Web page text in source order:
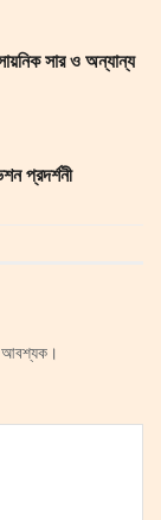
সার ও অন্যান্য
প্রদর্শনী
আবশ্যক।